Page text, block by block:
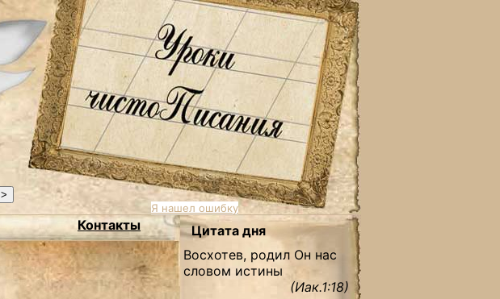
Я нашел ошибку
Контакты
Цитата дня
Восхотев, родил Он нас
словом истины
(Иак.1:18)